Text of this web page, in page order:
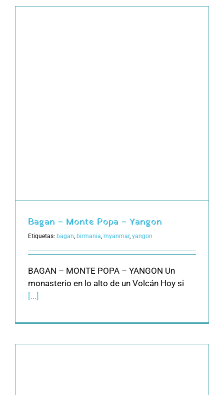
Bagan – Monte Popa – Yangon
Etiquetas: bagan, birmania, myanmar, yangon
BAGAN – MONTE POPA – YANGON Un
monasterio en lo alto de un Volcán Hoy si
[...]